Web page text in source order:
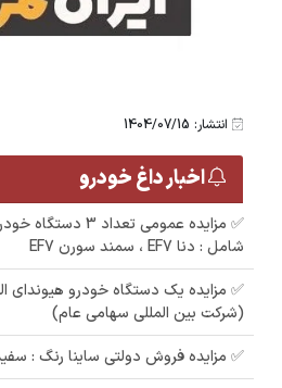
انتشار: 1404/07/15
اخبار داغ خودرو
✅ مزایده عمومی
شامل : دنا EF7 ، سمند سورن EF7
(شرکت بین المللی سهامی عام)
✅ مزایده فروش دولتی ساینا رنگ : سفید